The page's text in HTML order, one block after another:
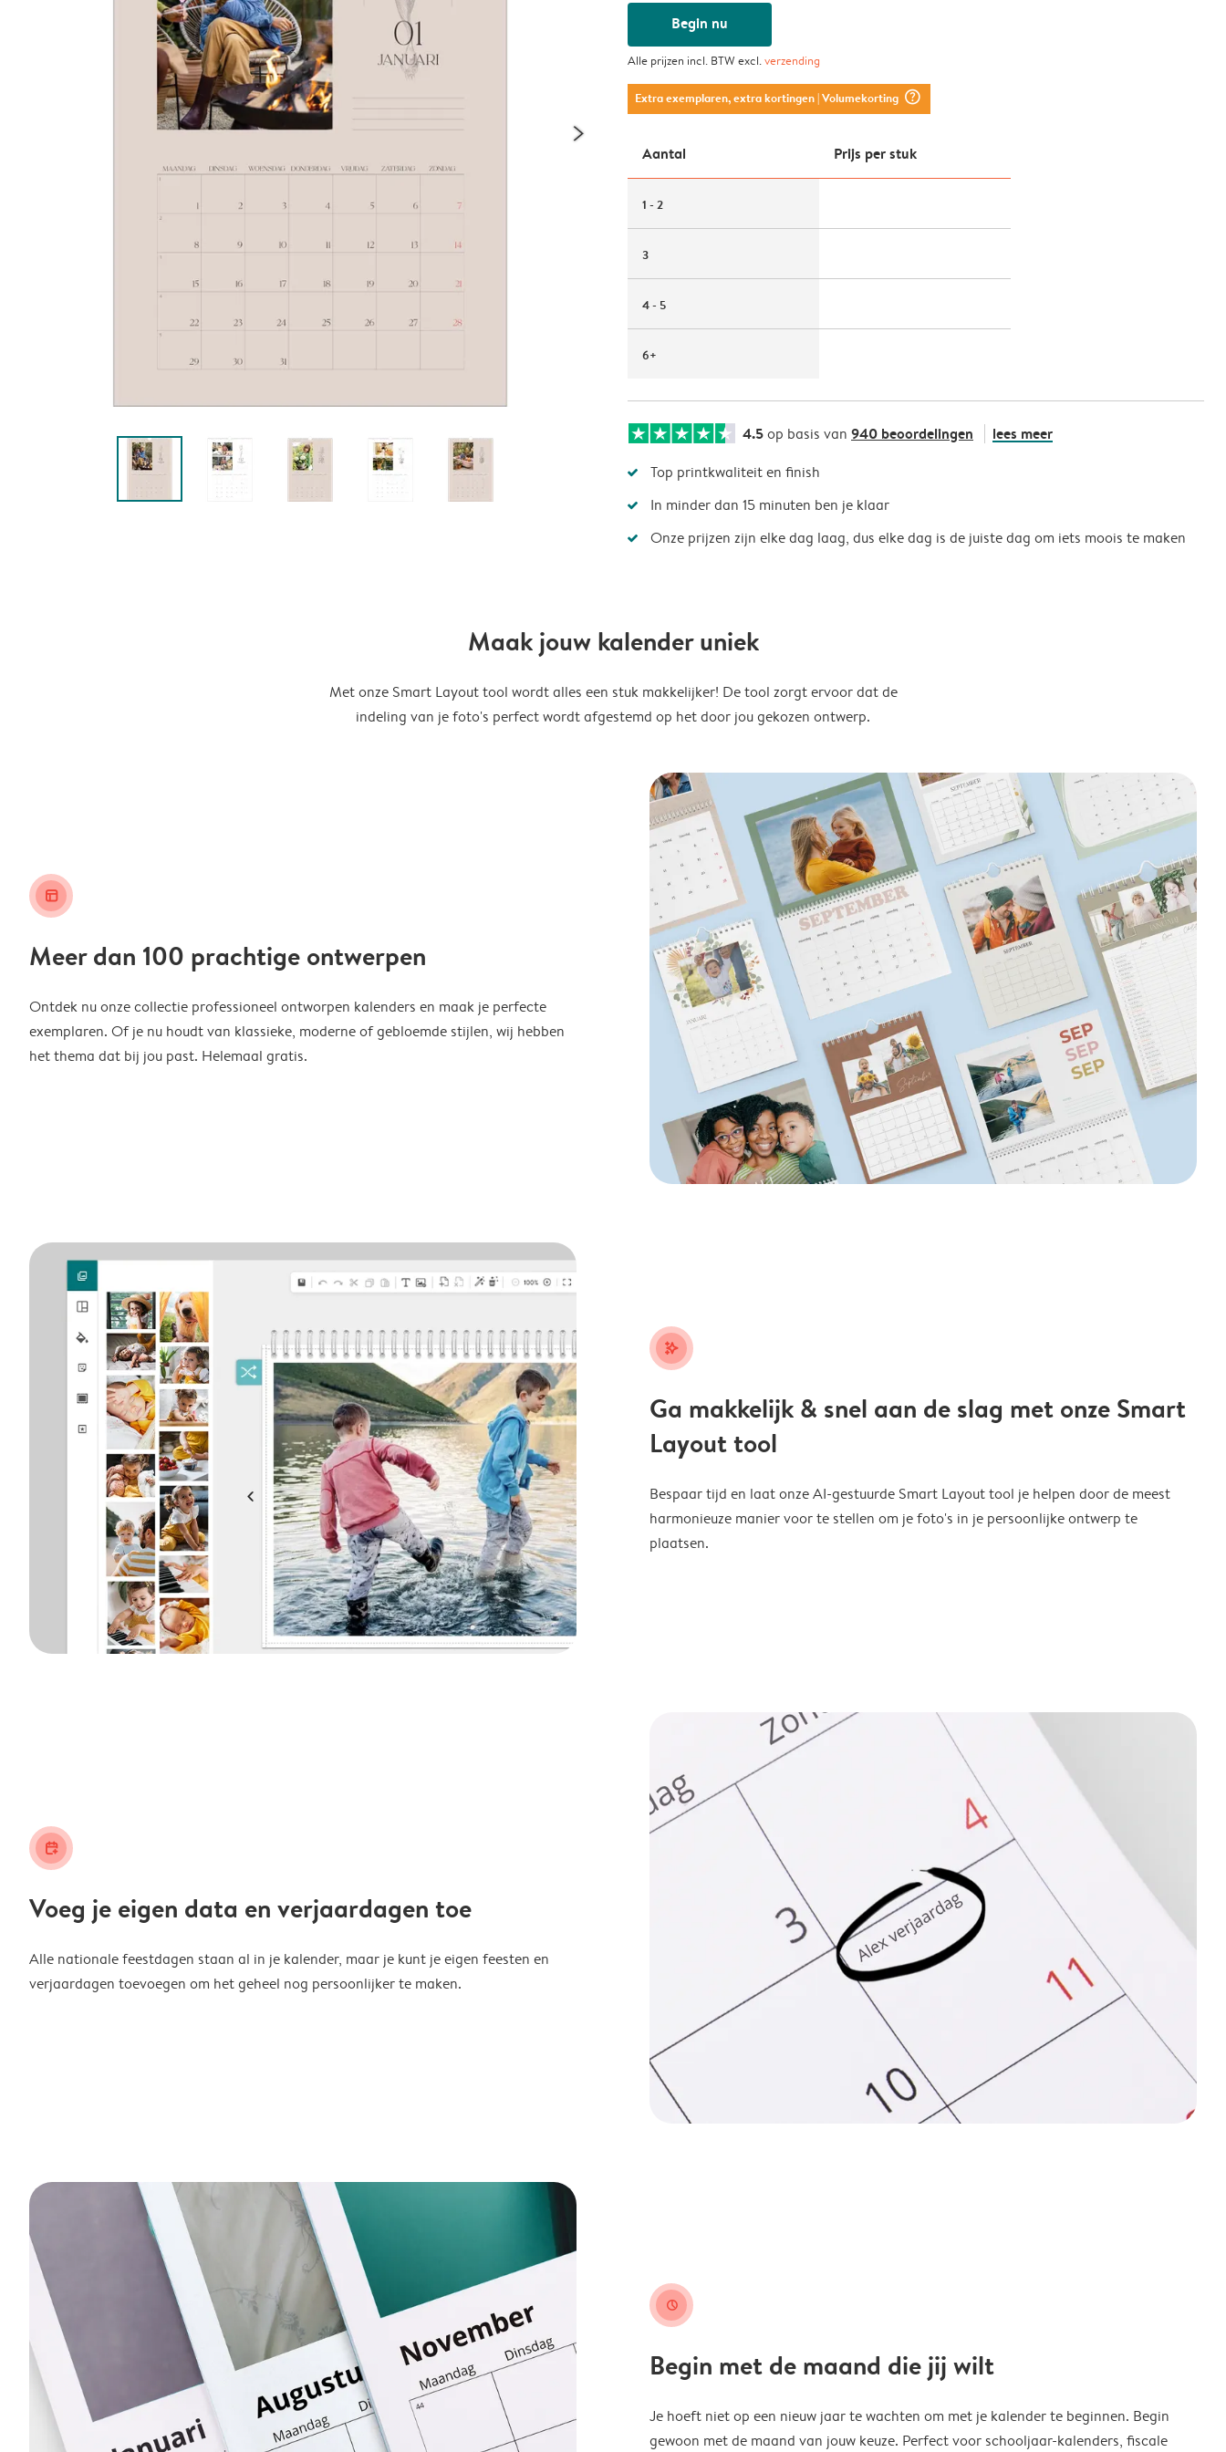
Begin nu
Alle prijzen incl. BTW excl.verzending
Extra exemplaren, extra kortingen| Volumekorting question_mark_circle
Aantal Prijs per stuk
1 - 2
3
4 - 5
6+
4.5op basis van 940 beoordelingen lees meer
Top printkwaliteit en finish
In minder dan 15 minuten ben je klaar
Onze prijzen zijn elke dag laag, dus elke dag is de juiste dag om iets moois te maken
Maak jouw kalender uniek
Met onze Smart Layout tool wordt alles een stuk makkelijker! De tool zorgt ervoor dat de
indeling van je foto's perfect wordt afgestemd op het door jou gekozen ontwerp.
layout_alt
Meer dan 100 prachtige ontwerpen
Ontdek nu onze collectie professioneel ontworpen kalenders en maak je perfecte
exemplaren. Of je nu houdt van klassieke, moderne of gebloemde stijlen, wij hebben
het thema dat bij jou past. Helemaal gratis.
stars_plus
Ga makkelijk & snel aan de slag met onze Smart
Layout tool
Bespaar tijd en laat onze AI-gestuurde Smart Layout tool je helpen door de meest
harmonieuze manier voor te stellen om je foto's in je persoonlijke ontwerp te
plaatsen.
calendar_plus
Voeg je eigen data en verjaardagen toe
Alle nationale feestdagen staan al in je kalender, maar je kunt je eigen feesten en
verjaardagen toevoegen om het geheel nog persoonlijker te maken.
clock
Begin met de maand die jij wilt
Je hoeft niet op een nieuw jaar te wachten om met je kalender te beginnen. Begin
gewoon met de maand van jouw keuze. Perfect voor schooljaar-kalenders, fiscale